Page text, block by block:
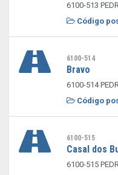
6100-513
Código
6100-514
Bravo
6100-514
Código
6100-515
Casal dos
6100-515